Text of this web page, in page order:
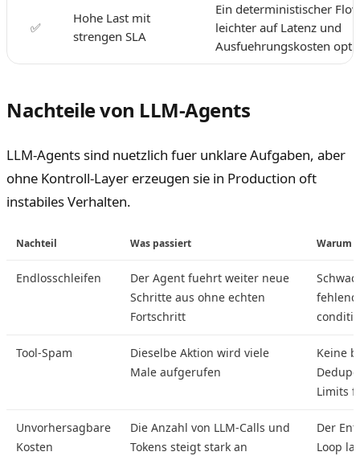
✅
Hohe Last mit
strengen SLA
Ein deterministischer
leichter auf Latenz und
Ausfuehrungskosten
Nachteile von LLM-Agents
LLM-Agents sind nuetzlich fuer unklare Aufgaben, aber
ohne Kontroll-Layer erzeugen sie in Production oft
instabiles Verhalten.
Nachteil Was passiert Warum
Endlosschleifen
Der Agent fuehrt weiter neue
Schritte aus ohne echten
Fortschritt
Tool-Spam
Dieselbe Aktion wird viele
Male aufgerufen
Keine
Limits
Unvorhersagbare
Kosten
Die Anzahl von LLM-Calls und
Tokens steigt stark an
Der
Loop